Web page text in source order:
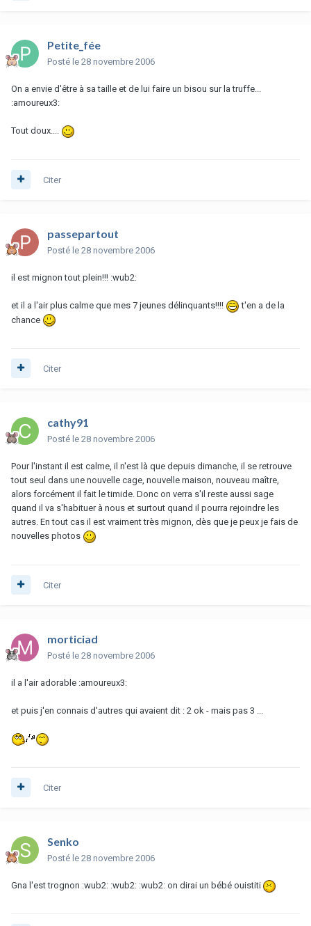
Petite_fée
Posté le 28 novembre 2006
On a envie d'être à sa taille et de lui faire un bisou sur la truffe...
:amoureux3:
Tout doux....
Citer
passepartout
Posté le 28 novembre 2006
il est mignon tout plein!!! :wub2:
et il a l'air plus calme que mes 7 jeunes délinquants!!!!
t'en a de la
chance
Citer
cathy91
Posté le 28 novembre 2006
Pour l'instant il est calme, il n'est là que depuis dimanche, il se retrouve
tout seul dans une nouvelle cage, nouvelle maison, nouveau maître,
alors forcément il fait le timide. Donc on verra s'il reste aussi sage
quand il va s'habituer à nous et surtout quand il pourra rejoindre les
autres. En tout cas il est vraiment très mignon, dès que je peux je fais de
nouvelles photos
Citer
morticiad
Posté le 28 novembre 2006
il a l'air adorable :amoureux3:
et puis j'en connais d'autres qui avaient dit : 2 ok - mais pas 3 ...
Citer
Senko
Posté le 28 novembre 2006
Gna l'est trognon :wub2: :wub2: :wub2: on dirai un bébé ouistiti